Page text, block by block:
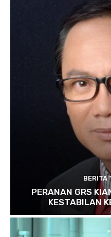
BERITA
PERANAN GRS
KESTABILAN